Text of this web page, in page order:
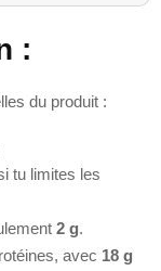
:
du produit :
tu limites les
2 g.
avec 18 g